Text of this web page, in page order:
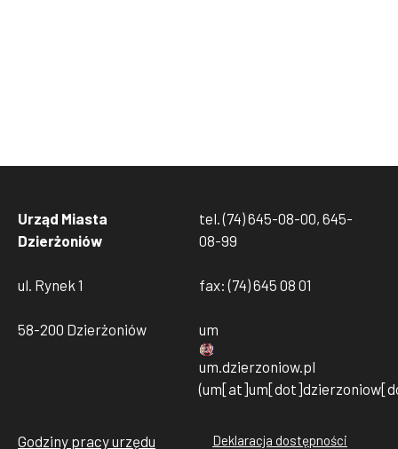
Urząd Miasta
Dzierżoniów
ul. Rynek 1
58-200 Dzierżoniów
tel. (74) 645-08-00, 645-
08-99
fax: (74) 645 08 01
um
um dzierzoniow. pl
Godziny pracy urzędu
Deklaracja dostępności